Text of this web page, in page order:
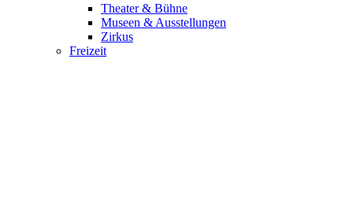
Theater & Bühne
Museen & Ausstellungen
Zirkus
Freizeit